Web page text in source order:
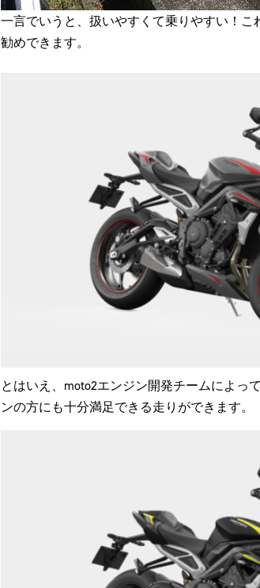
一言でいうと、扱いやすくて乗りやすい！
勧めできます。
とはいえ、moto2エンジン開発チームによっ
ンの方にも十分満足できる走りができます。